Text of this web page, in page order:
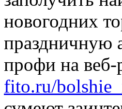
новогодних
праздничную
профи на веб-
fito.ru/